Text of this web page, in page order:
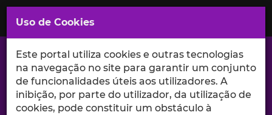
Saltar
para
Conteúdo
Principal
A excelência da investigação e ciência no Iscte
Uso de Cookies
Este portal utiliza cookies e outras tecnologias
na navegação no site para garantir um conjunto
de funcionalidades úteis aos utilizadores. A
inibição, por parte do utilizador, da utilização de
cookies, pode constituir um obstáculo à